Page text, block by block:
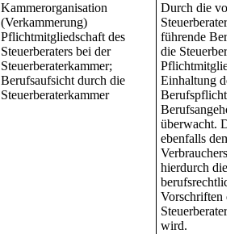
Kammerorganisation
(Verkammerung)
Pflichtmitgliedschaft des
Steuerberaters bei der
Steuerberaterkammer;
Berufsaufsicht durch die
Steuerberaterkammer
Durch die von
führende
die
Einhaltung der
Berufspflichten
überwacht.
ebenfalls dem
hierdurch die
Vorschriften
Steuerberater
wird.